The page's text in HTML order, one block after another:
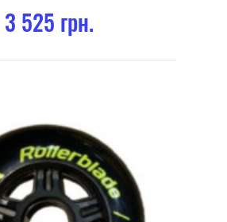
3 525 грн.